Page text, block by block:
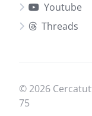
Youtube
Threads
© 2026
75